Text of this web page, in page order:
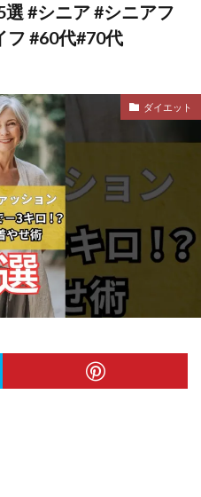
#シニア #シニアフ
フ #60代#70代
ダイエット